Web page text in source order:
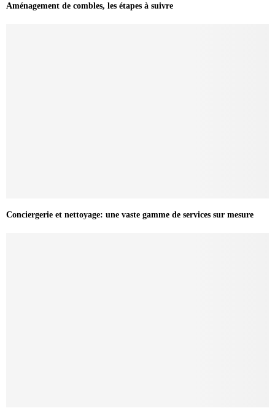
Aménagement de combles, les étapes à suivre
Conciergerie et nettoyage: une vaste gamme de services sur mesure